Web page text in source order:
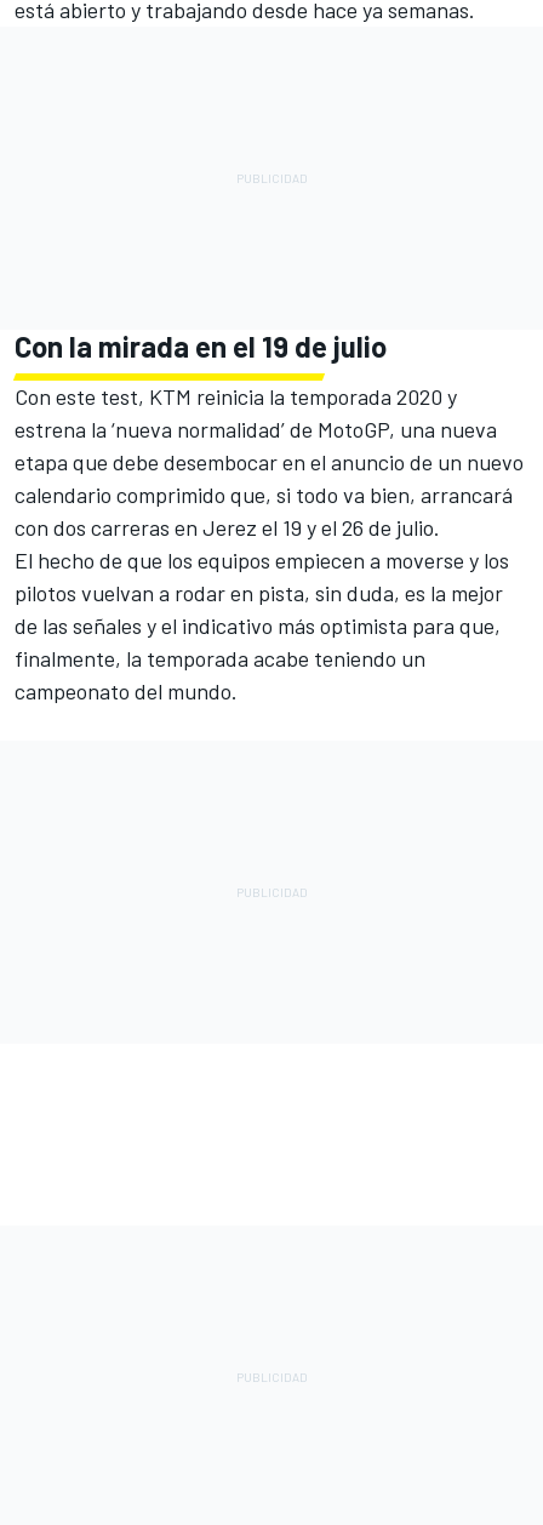
está abierto y trabajando desde hace ya semanas.
Con la mirada en el 19 de julio
Con este test, KTM reinicia la temporada 2020 y
estrena la ‘nueva normalidad’ de MotoGP, una nueva
etapa que debe desembocar en el anuncio de un nuevo
calendario comprimido que, si todo va bien, arrancará
con dos carreras en Jerez el 19 y el 26 de julio.
El hecho de que los equipos empiecen a moverse y los
pilotos vuelvan a rodar en pista, sin duda, es la mejor
de las señales y el indicativo más optimista para que,
finalmente, la temporada acabe teniendo un
campeonato del mundo.